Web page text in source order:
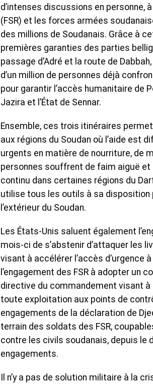
d’intenses discussions en
(FSR) et les forces armées
des millions de Soudanais. Grâce à
premières garanties des parties
passage d’Adré et la route de
d’un million de personnes déjà
pour garantir l’accès humanitaire de
Jazira et l’État de Sennar.
Ensemble, ces trois itinéraires
aux régions du Soudan où l’aide est
urgents en matière de nourriture, de
personnes souffrent de faim aiguë
continu dans certaines régions du
utilise tous les outils à sa disposition
l’extérieur du Soudan.
Les États-Unis saluent également
mois-ci de s’abstenir d’attaquer les
visant à accélérer l’accès
l’engagement des FSR à adopter un
directive du commandement visant à
toute exploitation aux points de
engagements de la déclaration de
terrain des soldats des FSR,
contre les civils soudanais, depuis le
engagements.
Il n’y a pas de solution militaire à la